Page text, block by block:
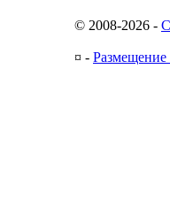
© 2008-2026 -
¤ -